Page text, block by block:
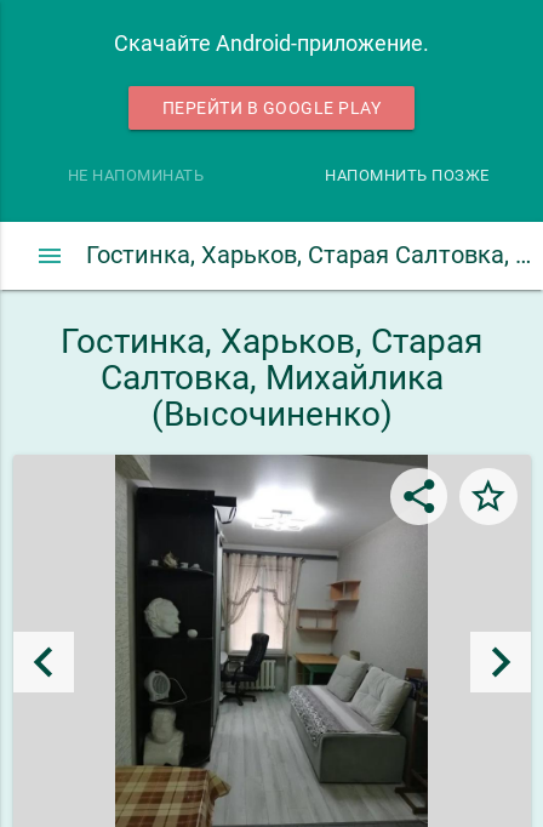
Скачайте Android-приложение.
ПЕРЕЙТИ В GOOGLE PLAY
НЕ НАПОМИНАТЬ НАПОМНИТЬ ПОЗЖЕ
Гостинка, Харьков, Старая Салтовка, Михайлика (Высочиненко)
menu
Гостинка, Харьков, Старая
Салтовка, Михайлика
(Высочиненко)
share star_border
keyboard_arrow_left keyboard_arrow_right